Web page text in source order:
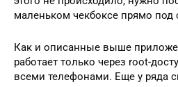
маленьком чекбоксе прямо под
Как и описанные выше
работает только через root-
всеми телефонами. Еще у ряда